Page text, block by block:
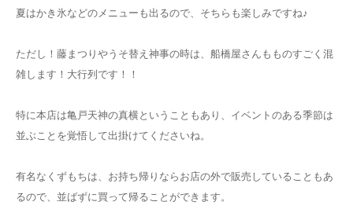
夏はかき氷などのメニューも出るので、そちらも楽しみですね♪
ただし！藤まつりやうそ替え神事の時は、船橋屋さんもものすごく混
雑します！大行列です！！
特に本店は亀戸天神の真横ということもあり、イベントのある季節は
並ぶことを覚悟して出掛けてくださいね。
有名なくずもちは、お持ち帰りならお店の外で販売していることもあ
るので、並ばずに買って帰ることができます。